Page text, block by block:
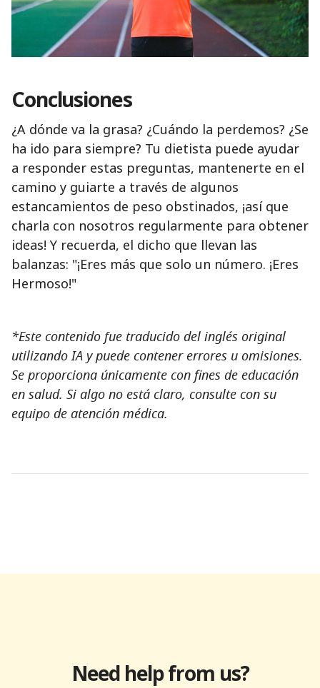
Conclusiones
¿A dónde va la grasa? ¿Cuándo la perdemos? ¿Se
ha ido para siempre? Tu dietista puede ayudar
a responder estas preguntas, mantenerte en el
camino y guiarte a través de algunos
estancamientos de peso obstinados, ¡así que
charla con nosotros regularmente para obtener
ideas! Y recuerda, el dicho que llevan las
balanzas: "¡Eres más que solo un número. ¡Eres
Hermoso!"
*Este contenido fue traducido del inglés original
utilizando IA y puede contener errores u omisiones.
Se proporciona únicamente con fines de educación
en salud. Si algo no está claro, consulte con su
equipo de atención médica.
Need help from us?